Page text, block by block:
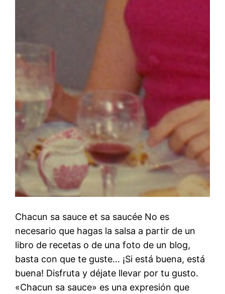
Chacun sa sauce et sa saucée No es
necesario que hagas la salsa a partir de un
libro de recetas o de una foto de un blog,
basta con que te guste… ¡Si está buena, está
buena! Disfruta y déjate llevar por tu gusto.
«Chacun sa sauce» es una expresión que